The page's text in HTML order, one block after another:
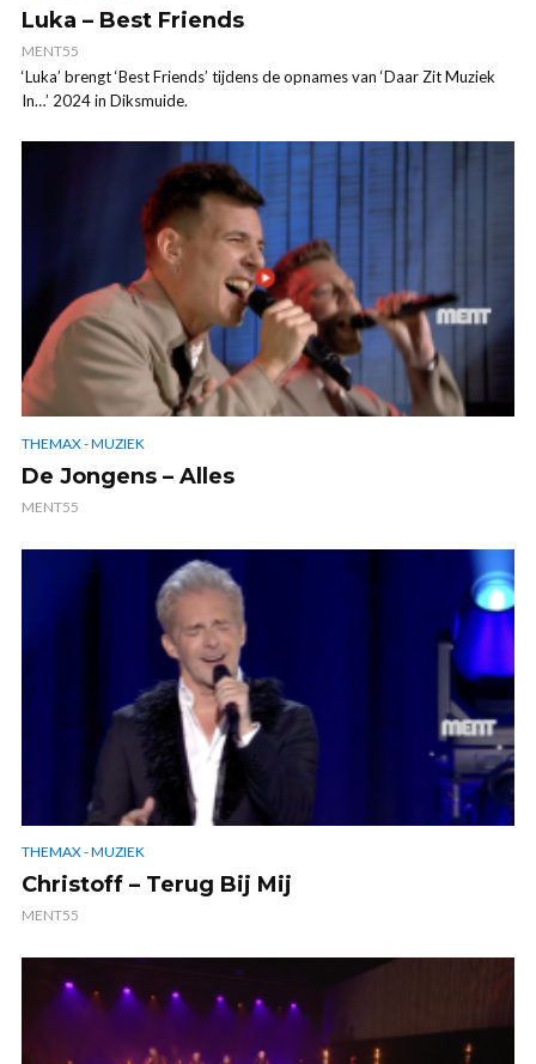
Luka – Best Friends
MENT55
‘Luka’ brengt ‘Best Friends’ tijdens de opnames van ‘Daar Zit Muziek
In…’ 2024 in Diksmuide.
THEMAX - MUZIEK
De Jongens – Alles
MENT55
THEMAX - MUZIEK
Christoff – Terug Bij Mij
MENT55